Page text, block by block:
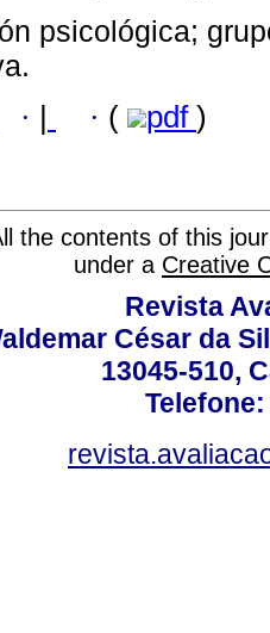
psicológica;
· | · ( pdf )
the contents of this
under a Creative
Revista
César da
13045-510,
Telefone: